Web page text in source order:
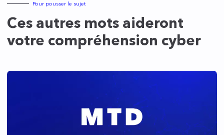
Pour pousser le sujet
Ces autres mots aideront
votre compréhension cyber